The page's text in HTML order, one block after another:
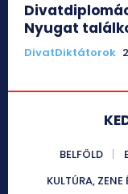
Nyugat
DivatDiktátorok
BELFÖLD
KULTÚRA, ZENE